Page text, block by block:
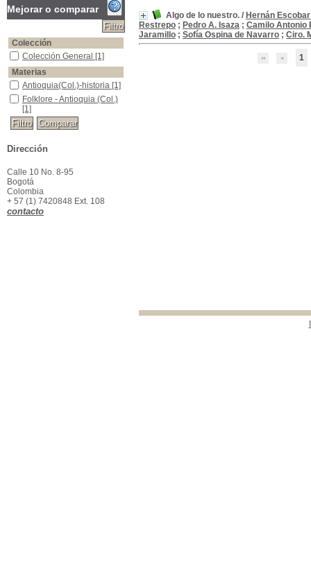
Algo de lo nuestro. / Hernán
Restrepo ; Pedro A. Isaza ; Camilo Antonio
Jaramillo ; Sofía Ospina de Navarro ; Ciro.
1
Mejorar o comparar
Colección
Colección General
Colección General [1]
Materias
Antioquia(Col.)-historia
Antioquia(Col.)-historia [1]
Folklore - Antioquia (Col.)
Folklore - Antioquia (Col.)
[1]
Dirección
Calle 10 No. 8-95
Bogotá
Colombia
+ 57 (1) 7420848 Ext. 108
contacto